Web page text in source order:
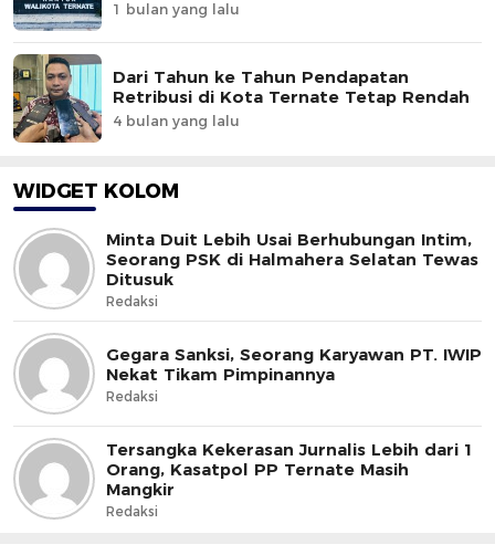
1 bulan yang lalu
Dari Tahun ke Tahun Pendapatan
Retribusi di Kota Ternate Tetap Rendah
4 bulan yang lalu
WIDGET KOLOM
Minta Duit Lebih Usai Berhubungan Intim,
Seorang PSK di Halmahera Selatan Tewas
Ditusuk
Redaksi
Gegara Sanksi, Seorang Karyawan PT. IWIP
Nekat Tikam Pimpinannya
Redaksi
Tersangka Kekerasan Jurnalis Lebih dari 1
Orang, Kasatpol PP Ternate Masih
Mangkir
Redaksi